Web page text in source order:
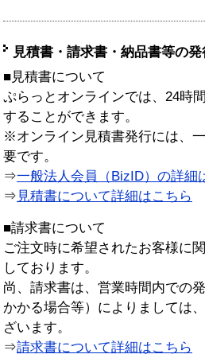
見積書・請求書・納品書等の
■見積書について
ぷらっとオンラインでは、24時
することができます。
※オンライン見積書発行には、
要です。
⇒一般法人会員（BizID）の詳細
⇒ 見積書について詳細はこちら
■請求書について
ご注文時に希望されたお客様に
しております。
尚、請求書は、営業時間内での
かかる場合等）によりましては
ざいます。
⇒請求書について詳細はこちら